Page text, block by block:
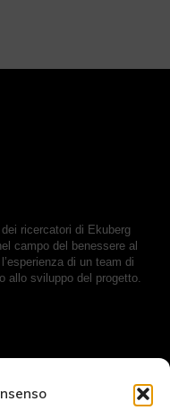
ricercatori di Ekuberg
campo del benessere al
di un team di
allo sviluppo del progetto.
CON NOI: